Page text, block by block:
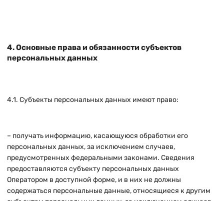
4. Основные права и обязанности субъектов
персональных данных
4.1. Субъекты персональных данных имеют право:
– получать информацию, касающуюся обработки его
персональных данных, за исключением случаев,
предусмотренных федеральными законами. Сведения
предоставляются субъекту персональных данных
Оператором в доступной форме, и в них не должны
содержаться персональные данные, относящиеся к другим